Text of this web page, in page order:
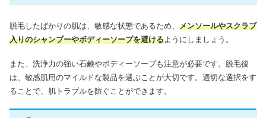
脱毛したばかりの肌は、敏感な状態であるため、 メンソールやスクラブ
入りのシャンプーやボディーソープを避けるようにしましょう。
また、洗浄力の強い石鹸やボディーソープも注意が必要です。脱毛後
は、敏感肌用のマイルドな製品を選ぶことが大切です。適切な選択をす
ることで、肌トラブルを防ぐことができます。